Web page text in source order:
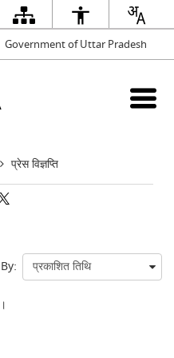
Government of Uttar Pradesh
प्रेस विज्ञप्ति